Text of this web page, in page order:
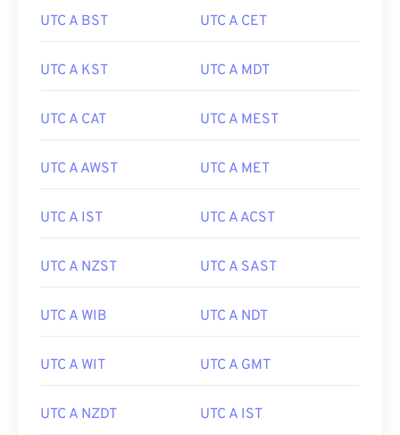
UTC A BST UTC A CET
UTC A KST UTC A MDT
UTC A CAT UTC A MEST
UTC A AWST UTC A MET
UTC A IST UTC A ACST
UTC A NZST UTC A SAST
UTC A WIB UTC A NDT
UTC A WIT UTC A GMT
UTC A NZDT UTC A IST